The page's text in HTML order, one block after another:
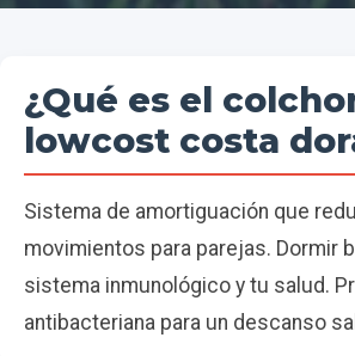
¿Qué es el
lowcost costa
Sistema de amortiguación que
movimientos para parejas. Dormir
sistema inmunológico y tu salud.
antibacteriana para un descanso